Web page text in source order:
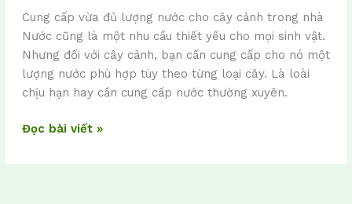
Cung cấp vừa đủ lượng nước cho cây cảnh trong nhà
Nước cũng là một nhu cầu thiết yếu cho mọi sinh vật.
Nhưng đối với cây cảnh, bạn cần cung cấp cho nó một
lượng nước phù hợp tùy theo từng loại cây. Là loài
chịu hạn hay cần cung cấp nước thường xuyên.
cây
trong
nhà
luôn
tươi
Đọc bài viết »